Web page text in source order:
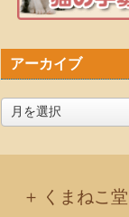
アーカイブ
くまねこ堂